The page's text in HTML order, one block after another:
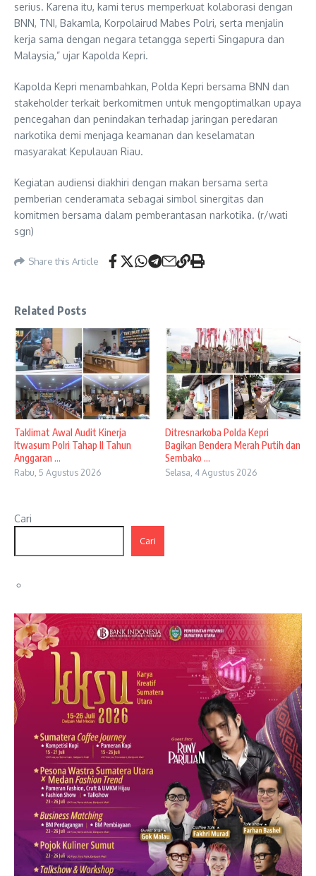
serius. Karena itu, kami terus memperkuat kolaborasi dengan
BNN, TNI, Bakamla, Korpolairud Mabes Polri, serta menjalin
kerja sama dengan negara tetangga seperti Singapura dan
Malaysia,” ujar Kapolda Kepri.
Kapolda Kepri menambahkan, Polda Kepri bersama BNN dan
stakeholder terkait berkomitmen untuk mengoptimalkan upaya
pencegahan dan penindakan terhadap jaringan peredaran
narkotika demi menjaga keamanan dan keselamatan
masyarakat Kepulauan Riau.
Kegiatan audiensi diakhiri dengan makan bersama serta
pemberian cenderamata sebagai simbol sinergitas dan
komitmen bersama dalam pemberantasan narkotika. (r/wati
sgn)
Share this Article
Related Posts
Taklimat Awal Audit Kinerja
Itwasum Polri Tahap II Tahun
Anggaran ...
Rabu, 5 Agustus 2026
Ditresnarkoba Polda Kepri
Bagikan Bendera Merah Putih dan
Sembako ...
Selasa, 4 Agustus 2026
Cari
Cari